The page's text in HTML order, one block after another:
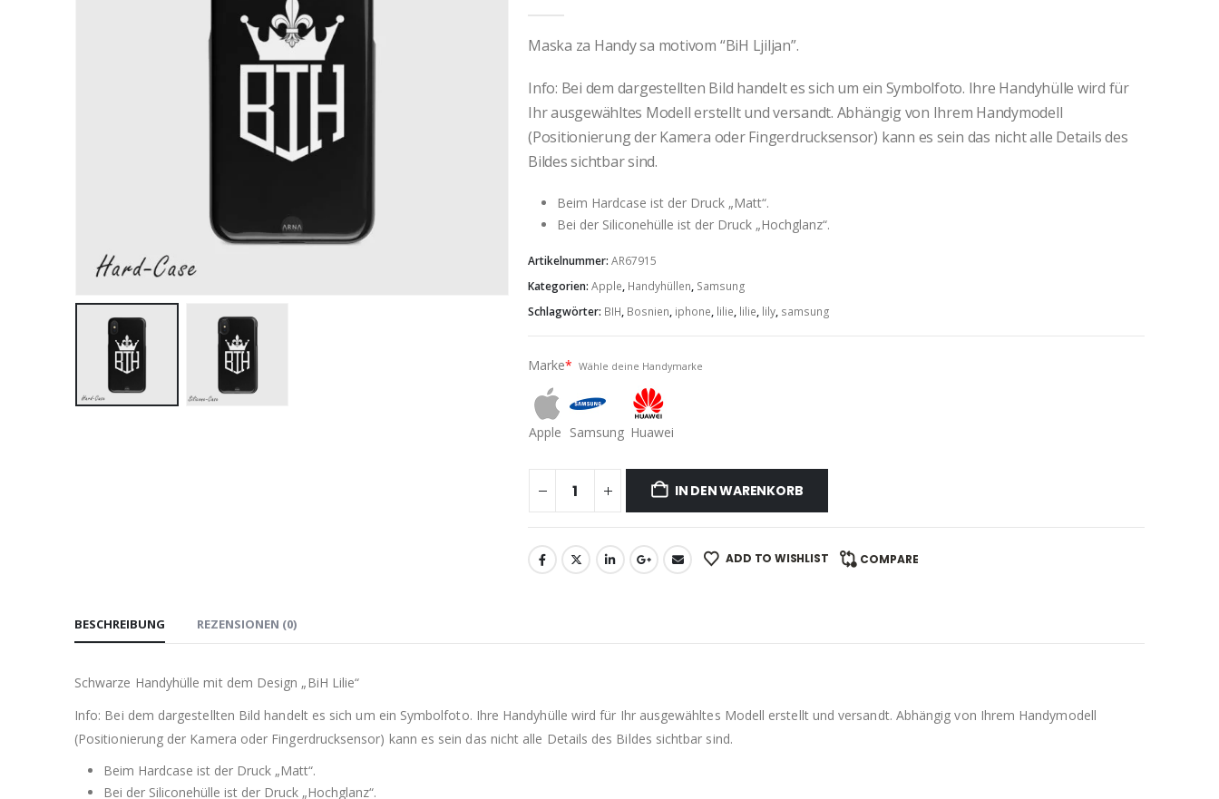
Maska za Handy sa motivom “BiH Ljiljan”.
Info: Bei dem dargestellten Bild handelt es sich um ein Symbolfoto. Ihre Handyhülle wird für
Ihr ausgewähltes Modell erstellt und versandt. Abhängig von Ihrem Handymodell
(Positionierung der Kamera oder Fingerdrucksensor) kann es sein das nicht alle Details des
Bildes sichtbar sind.
Beim Hardcase ist der Druck „Matt“.
Bei der Siliconehülle ist der Druck „Hochglanz“.
Artikelnummer: AR67915
Kategorien: Apple, Handyhüllen, Samsung
Schlagwörter: BIH, Bosnien, iphone, lilie, lilie, lily, samsung
Marke* Wähle deine Handymarke
Apple Samsung Huawei
IN DEN WARENKORB
ADD TO WISHLIST COMPARE
BESCHREIBUNG REZENSIONEN (0)
Schwarze Handyhülle mit dem Design „BiH Lilie“
Info: Bei dem dargestellten Bild handelt es sich um ein Symbolfoto. Ihre Handyhülle wird für Ihr ausgewähltes Modell erstellt und versandt. Abhängig von Ihrem Handymodell
(Positionierung der Kamera oder Fingerdrucksensor) kann es sein das nicht alle Details des Bildes sichtbar sind.
Beim Hardcase ist der Druck „Matt“.
Bei der Siliconehülle ist der Druck „Hochglanz“.